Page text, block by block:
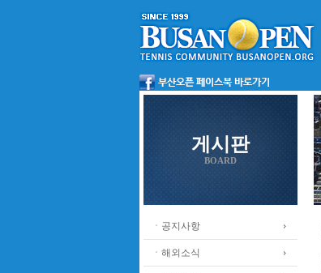
게시판
BOARD
ㆍ공지사항
ㆍ해외소식